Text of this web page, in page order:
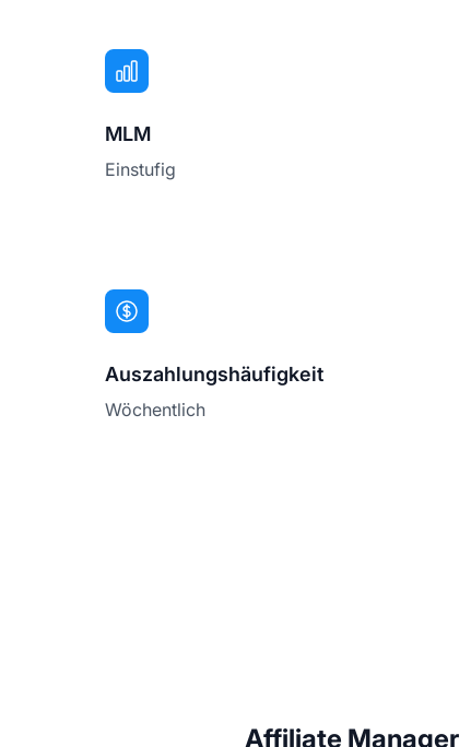
MLM
Einstufig
Auszahlungshäufigkeit
Wöchentlich
Affiliate Manager